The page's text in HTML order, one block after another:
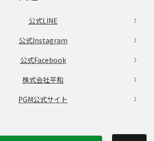
公式LINE
公式Instagram
公式Facebook
株式会社平和
PGM公式サイト